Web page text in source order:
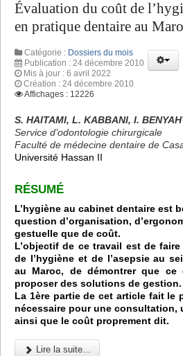
Évaluation du coût de
en pratique dentaire au
Catégorie : Dossiers du mois
Publication : 24 décembre 2010
Mis à jour : 6 avril 2022
Création : 24 décembre 2010
Affichages : 12226
S. HAITAMI, L. KABBANI, I.
Service d’odontologie chirurgicale
Faculté de médecine dentaire de
Université Hassan II
RÉSUMÉ
L’hygiène au cabinet dentaire est
question d’organisation,
gestuelle que de coût.
L’objectif de ce travail est de
de l’hygiène et de l’asepsie au
au Maroc, de démontrer que
proposer des solutions de gestion.
La 1ère partie de cet article fait le
nécessaire pour une consultation,
ainsi que le coût proprement dit.
Lire la suite...